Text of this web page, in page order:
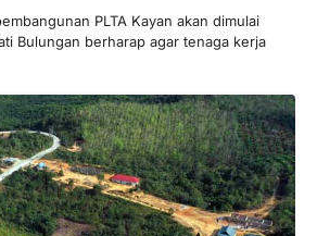
PLTA Kayan akan dimulai
Bulungan berharap agar tenaga kerja